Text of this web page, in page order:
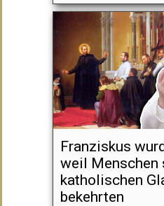
Franziskus
weil Menschen
katholischen
bekehrten